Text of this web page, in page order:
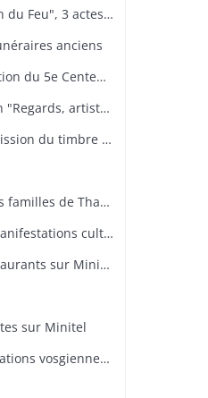
Mulhouse, théâtre municipal "Le Gardien du Feu", 3 actes et 4 tableaux d'après le roman d'Anatole le Braz
anciens
Sélestat, bibliothèque humaniste exposition du 5e Centenaire de la mort de Jean Mentel
Guebwiller, musée du Florival, exposition "Regards, artistes connus et méconnus de la collection Pierre et Denise Levy
Colmar, Ancienne Douane, 1er jour d'émission du timbre poste Croix-Rouge
Journal l'Alsace, exposition "L'historie des familles de Thann, de sa seigneurie et du baillage de Saint Amarin
Caisse d'Epargne d'Alsace, "Toutes les manifestations culturelles sur Minitel
Caisse d'Epargne d'Alsace, "Tous les restaurants sur Minitel
sur Minitel
Caisse d'Epargne d'Alsace, "Toutes les stations vosgiennes sur Minitel